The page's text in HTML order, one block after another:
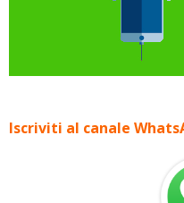
Iscriviti al canale